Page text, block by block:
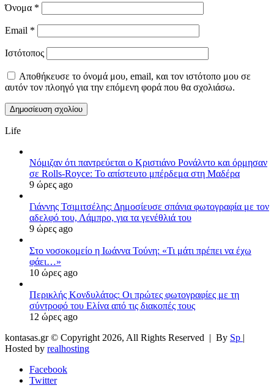
Όνομα *
Email *
Ιστότοπος
Αποθήκευσε το όνομά μου, email, και τον ιστότοπο μου σε
αυτόν τον πλοηγό για την επόμενη φορά που θα σχολιάσω.
Life
Νόμιζαν ότι παντρεύεται ο Κριστιάνο Ρονάλντο και όρμησαν
σε Rolls-Royce: Το απίστευτο μπέρδεμα στη Μαδέρα
9 ώρες ago
Γιάννης Τσιμιτσέλης: Δημοσίευσε σπάνια φωτογραφία με τον
αδελφό του, Λάμπρο, για τα γενέθλιά του
9 ώρες ago
Στο νοσοκομείο η Ιωάννα Τούνη: «Τι μάτι πρέπει να έχω
φάει…»
10 ώρες ago
Περικλής Κονδυλάτος: Οι πρώτες φωτογραφίες με τη
σύντροφό του Ελίνα από τις διακοπές τους
12 ώρες ago
kontasas.gr © Copyright 2026, All Rights Reserved | By Sp |
Hosted by realhosting
Facebook
Twitter